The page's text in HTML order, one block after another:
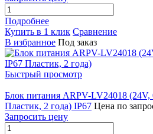
Подробнее
Купить в 1 клик Сравнение
В избранное Под заказ
Быстрый просмотр
Блок питания ARPV-LV24018
Пластик, 2 года) IP67 Цена по
Запросить цену